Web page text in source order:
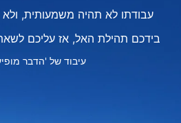
עבודתו לא תהיה משמעותית,
בידכם תהילת האל, אז עליכם
עיבוד של 'הדבר